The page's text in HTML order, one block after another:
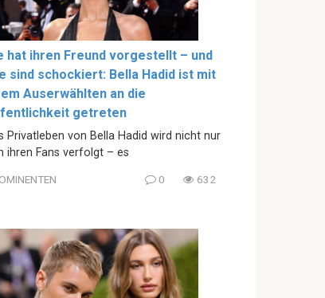
hat ihren Freund vorgestellt – und
sind schockiert: Bella Hadid ist mit
Auserwählten an die
getreten
Privatleben von Bella Hadid wird nicht nur
ihren Fans verfolgt – es
0 632